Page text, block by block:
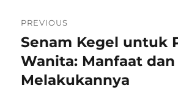
pos
PREVIOUS
Previous
post:
Senam Kegel untuk
Wanita: Manfaat dan
Melakukannya